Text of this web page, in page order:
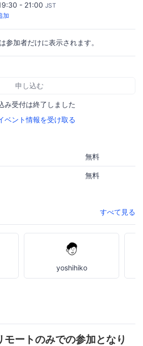
- 21:00 JST
加
参加者だけに表示されます。
申し込む
み受付は終了しました
ベント情報を受け取る
無料
無料
すべて見る
yoshihiko
ートのみでの参加となり